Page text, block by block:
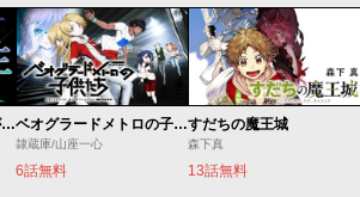
種生産 ～このスキルがチートだとまだ誰も気付いていない～ ベオグラードメトロの子供たち
隷蔵庫/山座一心
6話無料
すだちの魔王城
森下真
13話無料